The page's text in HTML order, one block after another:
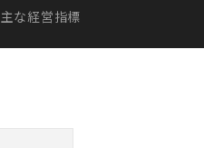
主な経営指標